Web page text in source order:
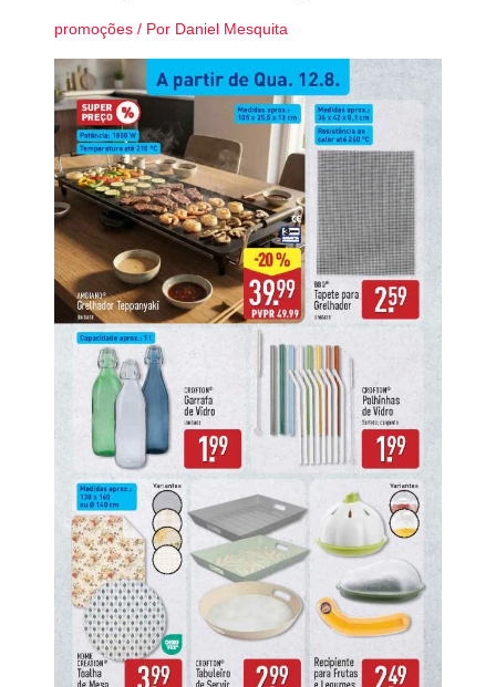
promoções/ Por Daniel Mesquita